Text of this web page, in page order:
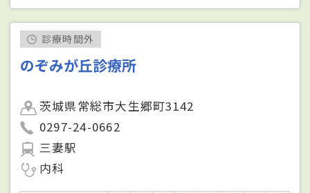
診療時間外
のぞみが丘診療所
茨城県常総市大生郷町3142
0297-24-0662
三妻駅
内科